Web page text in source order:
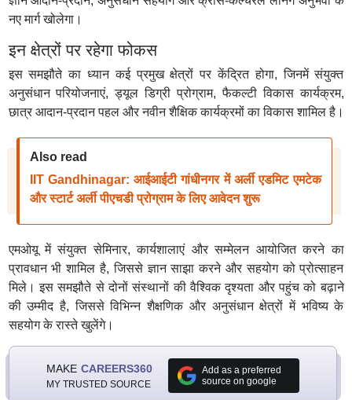
नए मार्ग खोलेगा।
इन क्षेत्रों पर रहेगा फोकस
इस समझौते का ध्यान कई प्रमुख क्षेत्रों पर केंद्रित होगा, जिनमें संयुक्त
अनुसंधान परियोजनाएं, ड्यूल डिग्री प्रोग्राम, फैकल्टी विकास कार्यक्रम,
छात्र आदान-प्रदान पहल और नवीन शैक्षिक कार्यक्रमों का विकास शामिल है।
Also read
IIT Gandhinagar: आईआईटी गांधीनगर में अर्ली एडमिट एमटेक
और स्टार्ट अर्ली पीएचडी प्रोग्राम के लिए आवेदन शुरू
एमओयू में संयुक्त सेमिनार, कार्यशालाएं और सम्मेलन आयोजित करने का
प्रावधान भी शामिल है, जिससे ज्ञान साझा करने और सहयोग को प्रोत्साहन
मिले। इस समझौते से दोनों संस्थानों की वैश्विक दृश्यता और पहुंच को बढ़ाने
की उम्मीद है, जिससे विभिन्न शैक्षणिक और अनुसंधान क्षेत्रों में भविष्य के
सहयोग के रास्ते खुलेंगे।
MAKE CAREERS360
MY TRUSTED SOURCE
Add as a preferred
source on google